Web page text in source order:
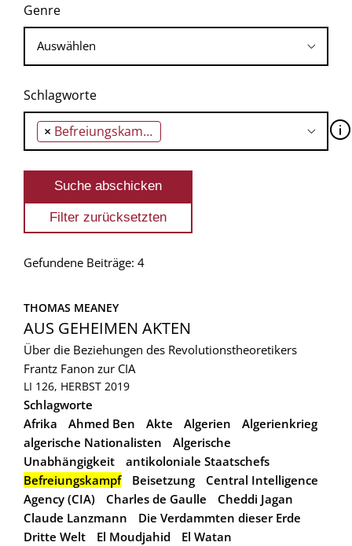
Genre
Schlagworte
× Befreiungskampf 🛈
Gefundene Beiträge: 4
THOMAS MEANEY
AUS GEHEIMEN AKTEN
Über die Beziehungen des Revolutionstheoretikers
Frantz Fanon zur CIA
LI 126, HERBST 2019
Schlagworte
Afrika
Ahmed Ben Akte Algerien
Algerienkrieg
algerische Nationalisten
Algerische
Unabhängigkeit
antikoloniale Staatschefs
Befreiungskampf
Beisetzung
Central Intelligence
Agency (CIA)
Charles de Gaulle
Cheddi Jagan
Claude Lanzmann
Die Verdammten dieser Erde
Dritte Welt
El Moudjahid
El Watan